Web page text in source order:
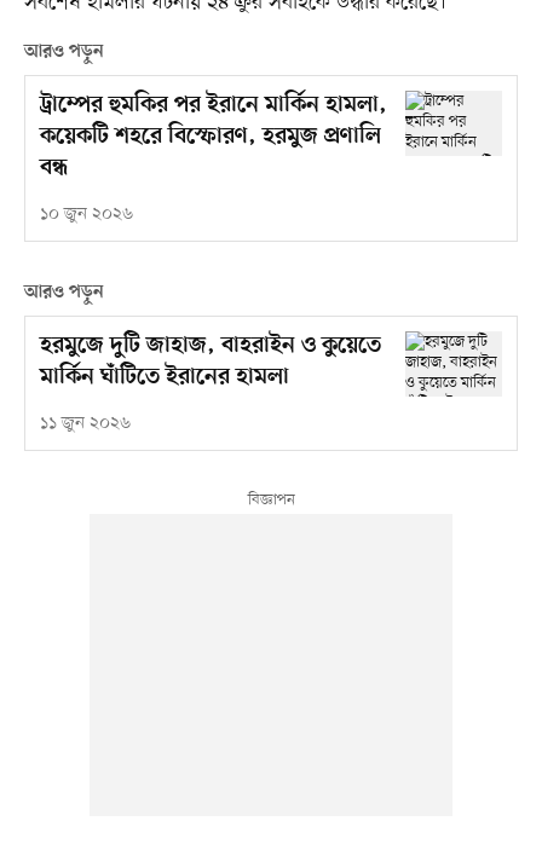
আরও পড়ুন
ট্রাম্পের হুমকির পর ইরানে মার্কিন হামলা,
কয়েকটি শহরে বিস্ফোরণ, হরমুজ প্রণালি
বন্ধ
১০ জুন ২০২৬
আরও পড়ুন
হরমুজে দুটি জাহাজ, বাহরাইন ও কুয়েতে
মার্কিন ঘাঁটিতে ইরানের হামলা
১১ জুন ২০২৬